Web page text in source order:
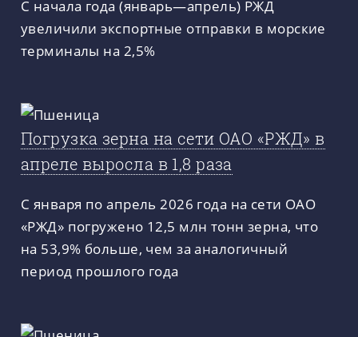
С начала года (январь—апрель) РЖД
увеличили экспортные отправки в морские
терминалы на 2,5%
Погрузка зерна на сети ОАО «РЖД» в
апреле выросла в 1,8 раза
С января по апрель 2026 года на сети ОАО
«РЖД» погружено 12,5 млн тонн зерна, что
на 53,9% больше, чем за аналогичный
период прошлого года